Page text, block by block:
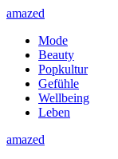
amazed
Mode
Beauty
Popkultur
Gefühle
Wellbeing
Leben
amazed